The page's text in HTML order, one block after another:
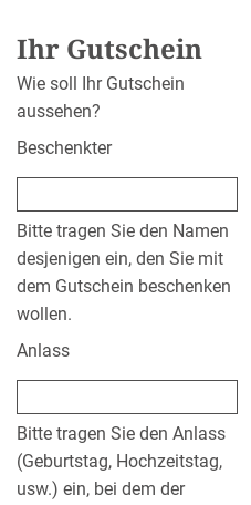
Ihr Gutschein
Wie soll Ihr Gutschein
aussehen?
Beschenkter
Bitte tragen Sie den Namen
desjenigen ein, den Sie mit
dem Gutschein beschenken
wollen.
Anlass
Bitte tragen Sie den Anlass
(Geburtstag, Hochzeitstag,
usw.) ein, bei dem der